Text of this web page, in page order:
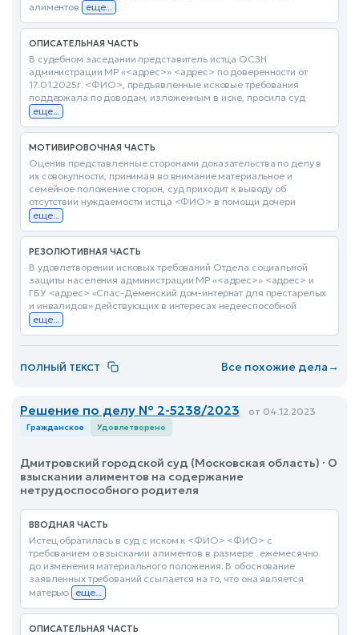
алиментов
еще...
ОПИСАТЕЛЬНАЯ ЧАСТЬ
В судебном заседании представитель истца ОСЗН
администрации МР «<адрес>» <адрес> по доверенности от
17.01.2025г. <ФИО>, предъявленные исковые требования
поддержала по доводам, изложенным в иске, просила суд
еще...
МОТИВИРОВОЧНАЯ ЧАСТЬ
Оценив представленные сторонами доказательства по делу в
их совокупности, принимая во внимание материальное и
семейное положение сторон, суд приходит к выводу об
отсутствии нуждаемости истца <ФИО> в помощи дочери
еще...
РЕЗОЛЮТИВНАЯ ЧАСТЬ
В удовлетворении исковых требований Отдела социальной
защиты населения администрации МР «<адрес>» <адрес> и
ГБУ <адрес> «Спас-Деменский дом-интернат для престарелых
и инвалидов» действующих в интересах недееспособной
еще...
ПОЛНЫЙ ТЕКСТ Все похожие дела→
Решение по делу № 2-5238/2023 от 04.12.2023
Гражданское Удовлетворено
Дмитровский городской суд (Московская область) · О
взыскании алиментов на содержание
нетрудоспособного родителя
ВВОДНАЯ ЧАСТЬ
Истец обратилась в суд с иском к <ФИО> <ФИО> с
требованием о взыскании алиментов в размере . ежемесячно
до изменения материального положения. В обоснование
заявленных требований ссылается на то, что она является
матерью еще...
ОПИСАТЕЛЬНАЯ ЧАСТЬ